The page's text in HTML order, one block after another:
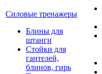
Силовые тренажеры
Блины для
штанги
Стойки для
гантелей,
блинов, гирь